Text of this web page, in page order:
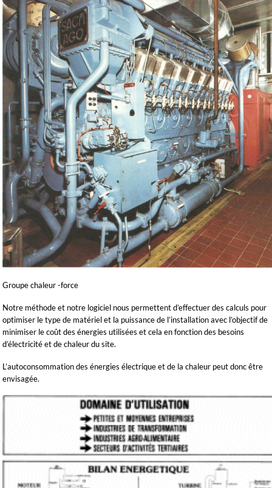
Groupe chaleur -force
Notre méthode et notre logiciel nous permettent d’effectuer des calculs pour
optimiser le type de matériel et la puissance de l’installation avec l’objectif de
minimiser le coût des énergies utilisées et cela en fonction des besoins
d’électricité et de chaleur du site.
L’autoconsommation des énergies électrique et de la chaleur peut donc être
envisagée.